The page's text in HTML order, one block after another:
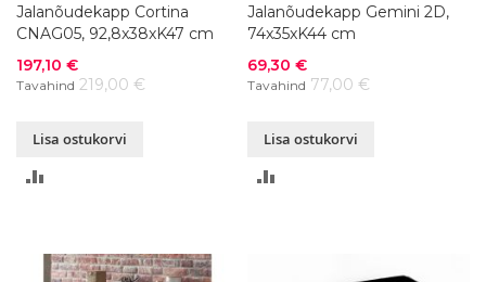
Jalanõudekapp Cortina
CNAG05, 92,8x38xK47 cm
Soodushind
197,10 €
Tavahind 219,00 €
Lisa ostukorvi
Jalanõudekapp Gemini 2D,
74x35xK44 cm
Soodushind
69,30 €
Tavahind 77,00 €
Lisa ostukorvi